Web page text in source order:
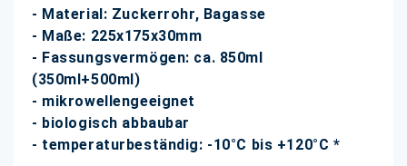
- Material: Zuckerrohr, Bagasse
- Maße: 225x175x30mm
- Fassungsvermögen: ca. 850ml
(350ml+500ml)
- mikrowellengeeignet
- biologisch abbaubar
- temperaturbeständig: -10°C bis +120°C *